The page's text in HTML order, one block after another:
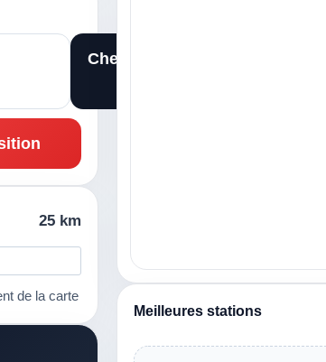
Cherche
25 km
de la carte
Meilleures stations